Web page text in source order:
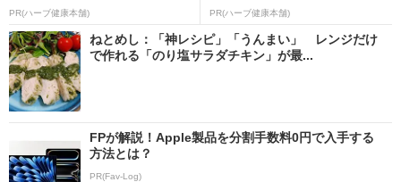
PR(ハーブ健康本舗) PR(ハーブ健康本舗)
ねとめし：「神レシピ」「うんまい」 レンジだけ
で作れる「のり塩サラダチキン」が最...
FPが解説！Apple製品を分割手数料0円で入手する
方法とは？
PR(Fav-Log)